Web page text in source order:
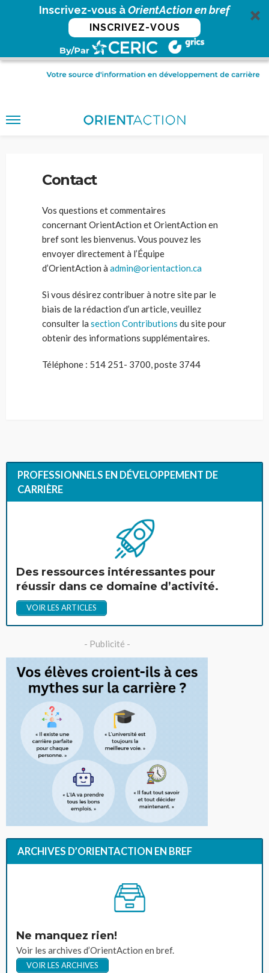
Inscrivez-vous àOrientAction en bref
INSCRIVEZ-VOUS
Contact
Vos questions et commentaires
concernant OrientAction et OrientAction en
bref sont les bienvenus. Vous pouvez les
envoyer directement à l’Équipe
d’OrientAction à admin@orientaction.ca
Si vous désirez contribuer à notre site par le
biais de la rédaction d’un article, veuillez
consulter la section Contributions du site pour
obtenir des informations supplémentaires.
Téléphone : 514 251- 3700, poste 3744
PROFESSIONNELS EN DÉVELOPPEMENT DE
CARRIÈRE
Des ressources intéressantes pour
réussir dans ce domaine d’activité.
VOIR LES ARTICLES
- Publicité -
ARCHIVES D’ORIENTACTION EN BREF
Ne manquez rien!
Voir les archives d’OrientAction en bref.
VOIR LES ARCHIVES